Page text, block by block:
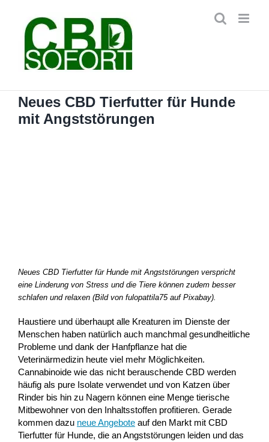
springen
Neues CBD Tierfutter für Hunde
mit Angststörungen
Neues CBD Tierfutter für Hunde mit Angststörungen verspricht
eine Linderung von Stress und die Tiere können zudem besser
schlafen und relaxen (Bild von fulopattila75 auf Pixabay).
Haustiere und überhaupt alle Kreaturen im Dienste der
Menschen haben natürlich auch manchmal gesundheitliche
Probleme und dank der Hanfpflanze hat die
Veterinärmedizin heute viel mehr Möglichkeiten.
Cannabinoide wie das nicht berauschende CBD werden
häufig als pure Isolate verwendet und von Katzen über
Rinder bis hin zu Nagern können eine Menge tierische
Mitbewohner von den Inhaltsstoffen profitieren. Gerade
kommen dazu neue Angebote auf den Markt mit CBD
Tierfutter für Hunde, die an Angststörungen leiden und das